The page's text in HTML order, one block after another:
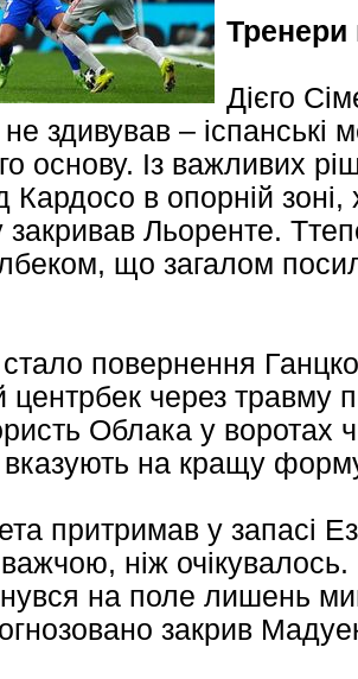
Тренери
Дієго
здивував – іспанські
основу. Із важливих
Кардосо в опорній
Льоренте.
що загалом
повернення
центрбек через травму
Облака у воротах
вказують на кращу
притримав у запасі
ніж
на поле лишень
закрив